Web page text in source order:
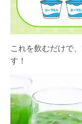
これを飲むだけで
す！